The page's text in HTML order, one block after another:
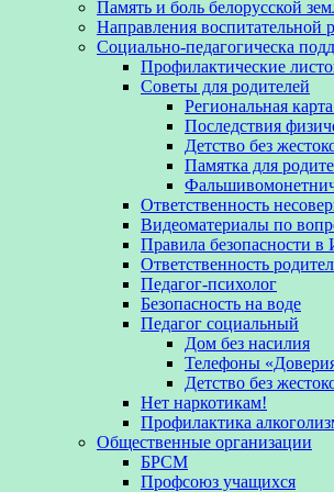
Память и боль белорусской
Направления воспитательной
Социально-педагогическа
Профилактические
Советы для родителей
Региональная
Последствия
Детство без
Памятка для
Ответственность
Видеоматериалы по
Правила безопасности в
Ответственность
Педагог-психолог
Безопасность на воде
Педагог социальный
Дом без насилия
Телефоны
Детство без
Нет наркотикам!
Профилактика
Общественные организации
БРСМ
Профсоюз учащихся